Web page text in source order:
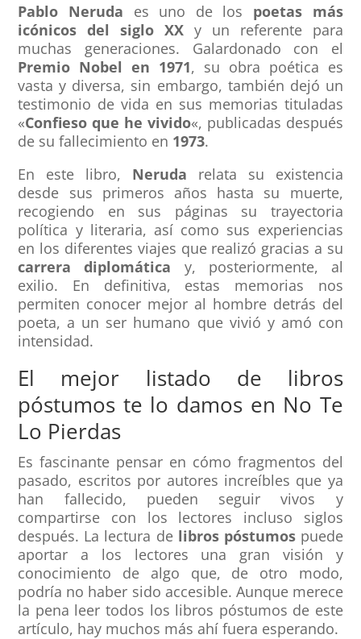
Pablo Neruda es uno de los poetas más
icónicos del siglo XX y un referente para
muchas generaciones. Galardonado con el
Premio Nobel en 1971, su obra poética es
vasta y diversa, sin embargo, también dejó un
testimonio de vida en sus memorias tituladas
«Confieso que he vivido«, publicadas después
de su fallecimiento en 1973.
En este libro, Neruda relata su existencia
desde sus primeros años hasta su muerte,
recogiendo en sus páginas su trayectoria
política y literaria, así como sus experiencias
en los diferentes viajes que realizó gracias a su
carrera diplomática y, posteriormente, al
exilio. En definitiva, estas memorias nos
permiten conocer mejor al hombre detrás del
poeta, a un ser humano que vivió y amó con
intensidad.
El mejor listado de libros
póstumos te lo damos en No Te
Lo Pierdas
Es fascinante pensar en cómo fragmentos del
pasado, escritos por autores increíbles que ya
han fallecido, pueden seguir vivos y
compartirse con los lectores incluso siglos
después. La lectura de libros póstumospuede
aportar a los lectores una gran visión y
conocimiento de algo que, de otro modo,
podría no haber sido accesible. Aunque merece
la pena leer todos los libros póstumos de este
artículo, hay muchos más ahí fuera esperando.